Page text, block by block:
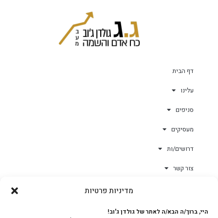
מדיניות פרטיות
היי, ברוך/ה הבא/ה לאתר של גולדן ג'וב!
דף הבית
עלינו
סניפים
מעסיקים
דרושים/ות
צור קשר